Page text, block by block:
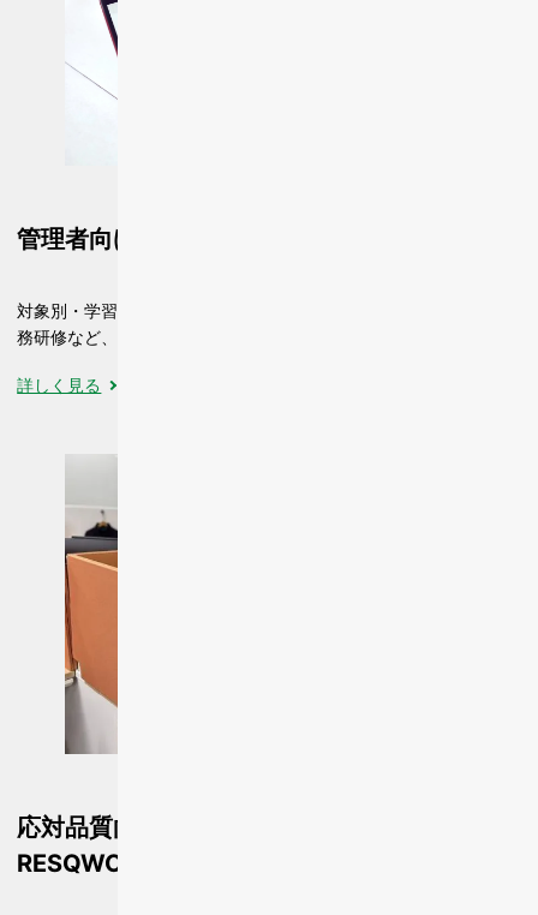
管理者向け・障害者向け研修
対象別・学習項目別に、座学、グループワーク、eラーニング、実
務研修など、目的に沿った研修スタイルをご提案
詳しく見る
応対品質向上型障害者雇用支援サービス
RESQWO